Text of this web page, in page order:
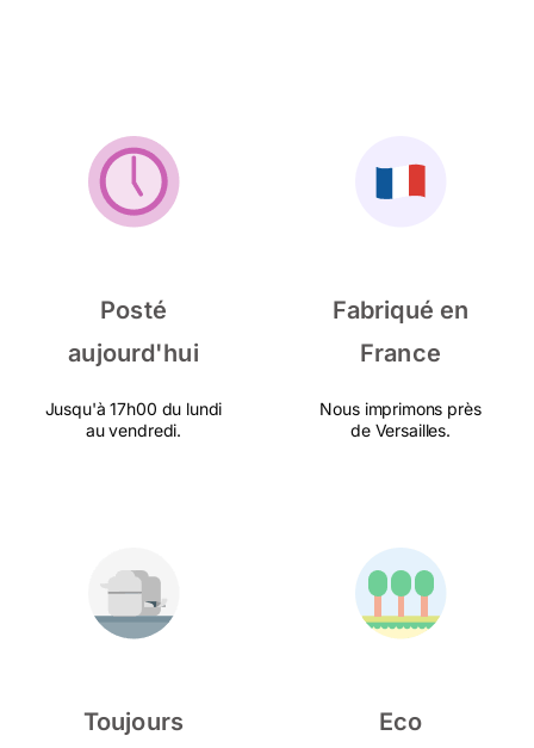
Posté
aujourd'hui
Jusqu'à 17h00 du lundi
au vendredi.
Fabriqué en
France
Nous imprimons près
de Versailles.
Toujours
Eco